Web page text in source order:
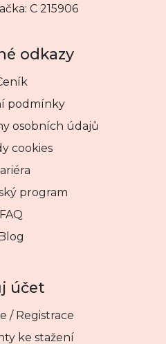
C 215906
odkazy
podmínky
osobních údajů
cookies
program
FAQ
Blog
účet
/ Registrace
ke stažení